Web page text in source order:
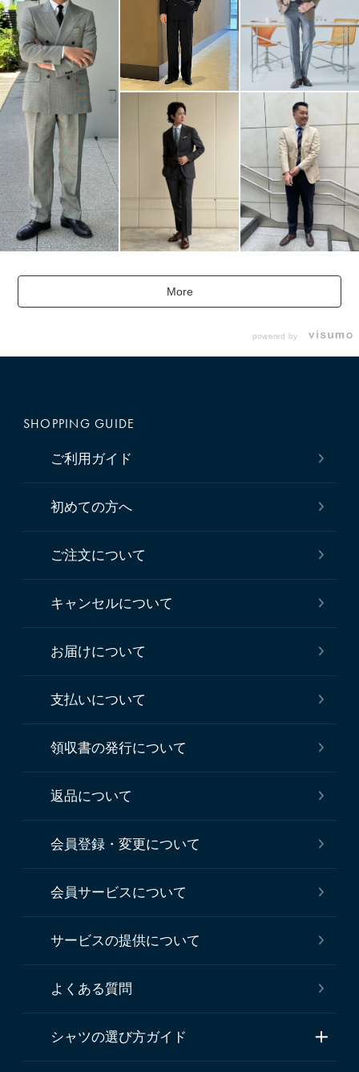
More
powered by
SHOPPING GUIDE
ご利用ガイド
初めての方へ
ご注文について
キャンセルについて
お届けについて
支払いについて
領収書の発行について
返品について
会員登録・変更について
会員サービスについて
サービスの提供について
よくある質問
シャツの選び方ガイド